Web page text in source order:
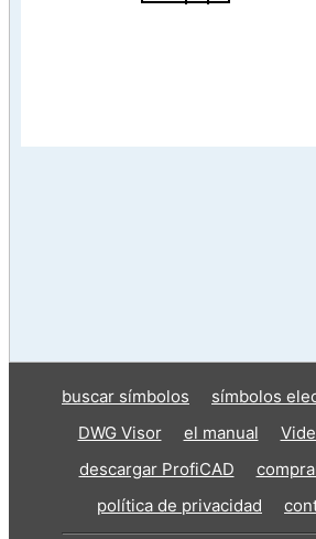
buscar símbolos símbolos
DWG Visor
el manual
descargar ProfiCAD
política de privacidad